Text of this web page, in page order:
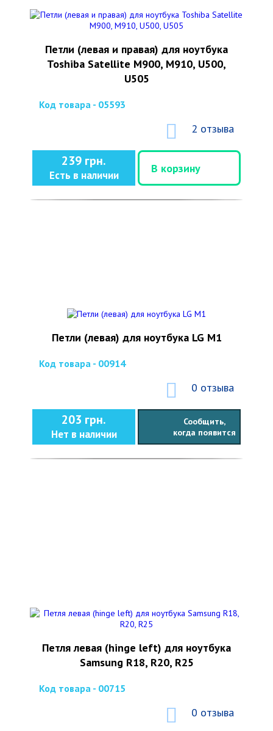
Петли (левая и правая) для ноутбука
Toshiba Satellite M900, M910, U500,
U505
Код товара - 05593
2 отзыва
239 грн.
Есть в наличии
В корзину
Петли (левая) для ноутбука LG M1
Код товара - 00914
0 отзыва
203 грн.
Нет в наличии
Сообщить,
когда появится
Петля левая (hinge left) для ноутбука
Samsung R18, R20, R25
Код товара - 00715
0 отзыва